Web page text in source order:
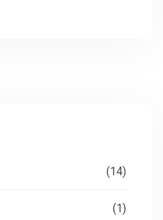
(14)
(1)